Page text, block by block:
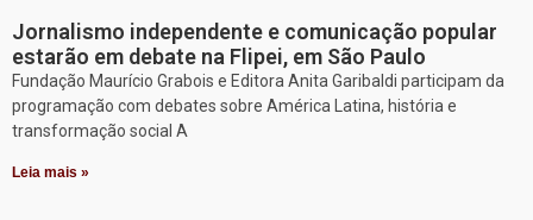
Jornalismo independente e comunicação popular
estarão em debate na Flipei, em São Paulo
Fundação Maurício Grabois e Editora Anita Garibaldi participam da
programação com debates sobre América Latina, história e
transformação social A
Leia mais »